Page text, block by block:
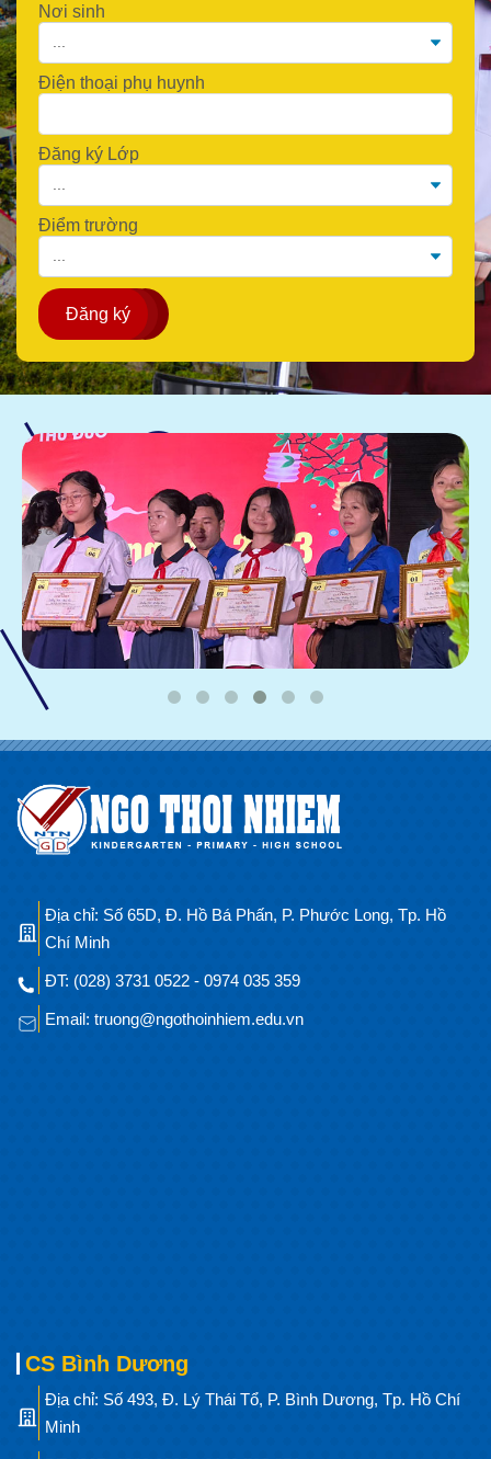
Nơi sinh
Điện thoại phụ huynh
Đăng ký Lớp
Điểm trường
Đăng ký
Địa chỉ: Số 65D, Đ. Hồ Bá Phấn, P. Phước Long, Tp. Hồ
Chí Minh
ĐT: (028) 3731 0522 - 0974 035 359
Email: truong@ngothoinhiem.edu.vn
CS Bình Dương
Địa chỉ: Số 493, Đ. Lý Thái Tổ, P. Bình Dương, Tp. Hồ Chí
Minh